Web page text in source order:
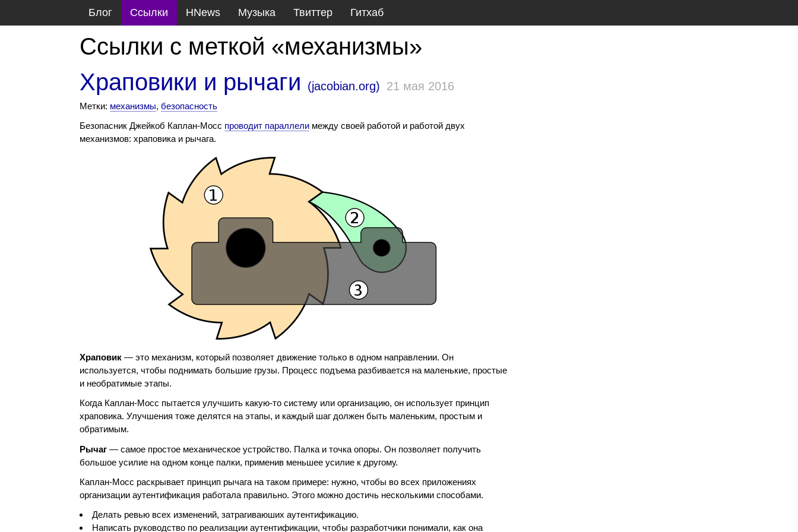
Блог Ссылки HNews Музыка Твиттер Гитхаб
Ссылки с меткой «механизмы»
Храповики и рычаги
(jacobian.org) 21 мая 2016
Метки: механизмы,безопасность
Безопасник Джейкоб Каплан-Мосс проводит параллели между своей работой и работой двух
механизмов: храповика и рычага.
Храповик — это механизм, который позволяет движение только в одном направлении. Он
используется, чтобы поднимать большие грузы. Процесс подъема разбивается на маленькие, простые
и необратимые этапы.
Когда Каплан-Мосс пытается улучшить какую-то систему или организацию, он использует принцип
храповика. Улучшения тоже делятся на этапы, и каждый шаг должен быть маленьким, простым и
обратимым.
Рычаг — самое простое механическое устройство. Палка и точка опоры. Он позволяет получить
большое усилие на одном конце палки, применив меньшее усилие к другому.
Каплан-Мосс раскрывает принцип рычага на таком примере: нужно, чтобы во всех приложениях
организации аутентификация работала правильно. Этого можно достичь несколькими способами.
Делать ревью всех изменений, затрагиваюших аутентификацию.
Написать руководство по реализации аутентификации, чтобы разработчики понимали, как она